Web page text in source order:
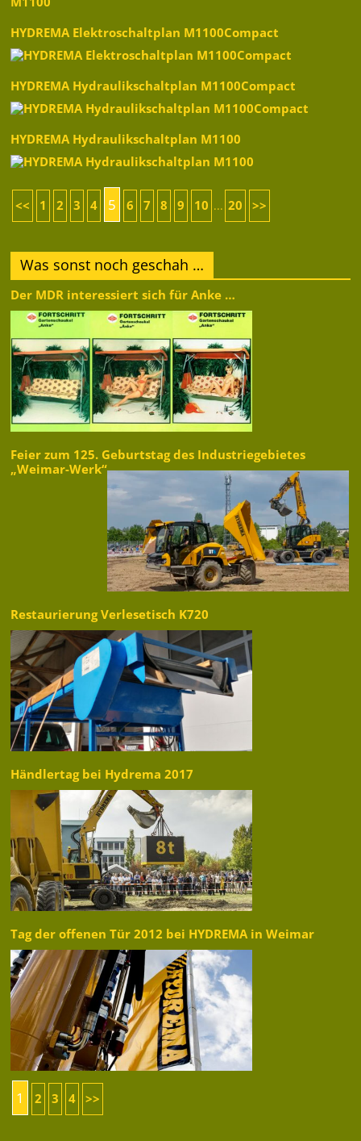
HYDREMA Elektroschaltplan M1100Compact
HYDREMA Hydraulikschaltplan M1100Compact
HYDREMA Hydraulikschaltplan M1100
<< 1 2 3 4 5 6 7 8 9 10 ... 20 >>
Was sonst noch geschah …
Der MDR interessiert sich für Anke …
Feier zum 125. Geburtstag des Industriegebietes
„Weimar-Werk“
Restaurierung Verlesetisch K720
Händlertag bei Hydrema 2017
Tag der offenen Tür 2012 bei HYDREMA in Weimar
1 2 3 4 >>